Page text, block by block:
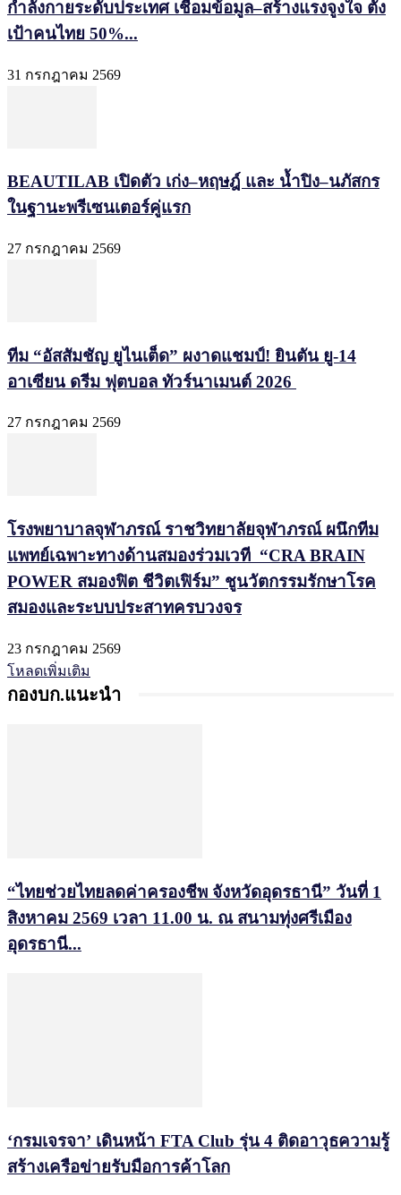
กำลังกายระดับประเทศ เชื่อมข้อมูล–สร้างแรงจูงใจ ตั้ง
เป้าคนไทย 50%...
31 กรกฎาคม 2569
BEAUTILAB เปิดตัว เก่ง–หฤษฎ์ และ น้ำปิง–นภัสกร
ในฐานะพรีเซนเตอร์คู่แรก
27 กรกฎาคม 2569
ทีม “อัสสัมชัญ ยูไนเต็ด” ผงาดแชมป์! ยินตัน ยู-14
อาเซียน ดรีม ฟุตบอล ทัวร์นาเมนต์ 2026
27 กรกฎาคม 2569
โรงพยาบาลจุฬาภรณ์ ราชวิทยาลัยจุฬาภรณ์ ผนึกทีม
แพทย์เฉพาะทางด้านสมองร่วมเวที “CRA BRAIN
POWER สมองฟิต ชีวิตเฟิร์ม” ชูนวัตกรรมรักษาโรค
สมองและระบบประสาทครบวงจร
23 กรกฎาคม 2569
โหลดเพิ่มเติม
กองบก.แนะนำ
“ไทยช่วยไทยลดค่าครองชีพ จังหวัดอุดรธานี” วันที่ 1
สิงหาคม 2569 เวลา 11.00 น. ณ สนามทุ่งศรีเมือง
อุดรธานี...
‘กรมเจรจา’ เดินหน้า FTA Club รุ่น 4 ติดอาวุธความรู้
สร้างเครือข่ายรับมือการค้าโลก